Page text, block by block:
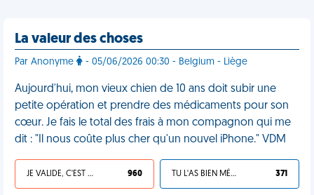
La valeur des choses
Par Anonyme - 05/06/2026 00:30 - Belgium - Liège
Aujourd'hui, mon vieux chien de 10 ans doit subir une
petite opération et prendre des médicaments pour son
cœur. Je fais le total des frais à mon compagnon qui me
dit : "Il nous coûte plus cher qu'un nouvel iPhone." VDM
JE VALIDE, C'EST UNE VDM 960 TU L'AS BIEN MÉRITÉ 371